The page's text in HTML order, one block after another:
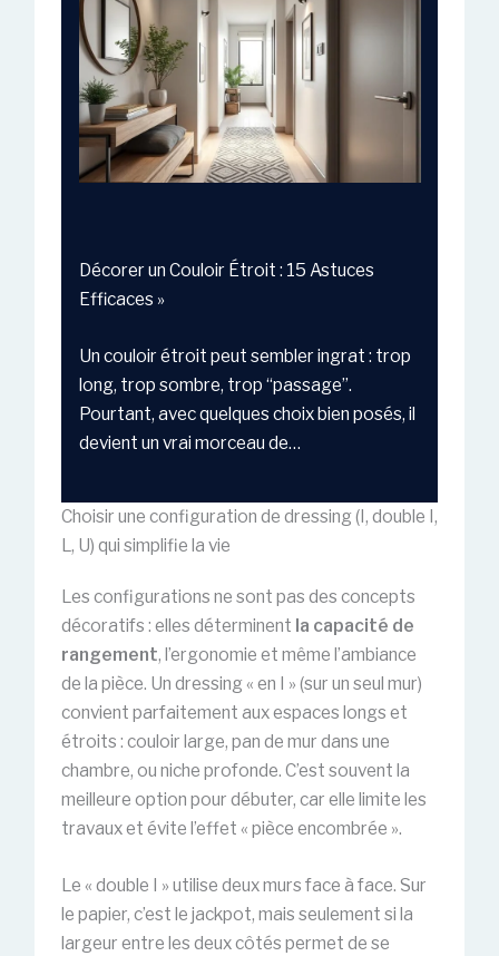
Décorer un Couloir Étroit : 15 Astuces
Efficaces »
Un couloir étroit peut sembler ingrat : trop
long, trop sombre, trop “passage”.
Pourtant, avec quelques choix bien posés, il
devient un vrai morceau de…
Choisir une configuration de dressing (I, double I,
L, U) qui simplifie la vie
Les configurations ne sont pas des concepts
décoratifs : elles déterminent la capacité de
rangement, l’ergonomie et même l’ambiance
de la pièce. Un dressing « en I » (sur un seul mur)
convient parfaitement aux espaces longs et
étroits : couloir large, pan de mur dans une
chambre, ou niche profonde. C’est souvent la
meilleure option pour débuter, car elle limite les
travaux et évite l’effet « pièce encombrée ».
Le « double I » utilise deux murs face à face. Sur
le papier, c’est le jackpot, mais seulement si la
largeur entre les deux côtés permet de se